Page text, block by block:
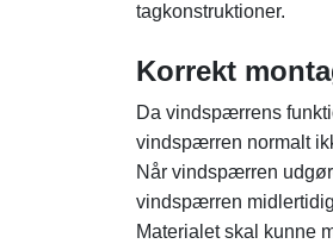
tagkonstruktioner.
Korrekt
Da vindspærrens
vindspærren normalt
Når vindspærren
vindspærren
Materialet skal kunne